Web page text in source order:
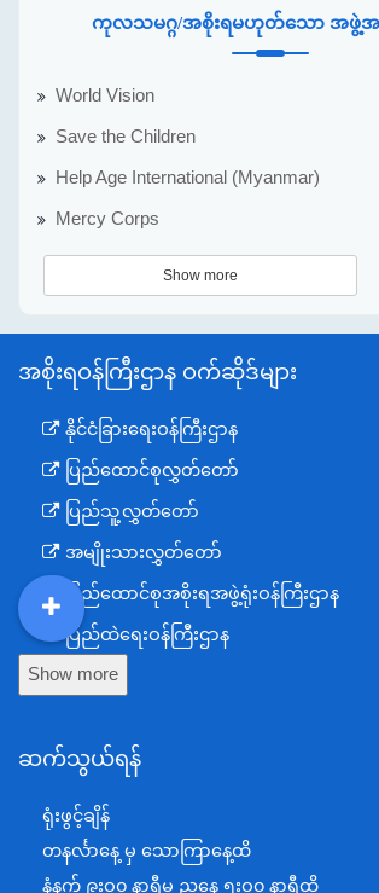
ကုလသမဂ္ဂ/အစိုးရမဟုတ်သော အဖွဲ့အစ
World Vision
Save the Children
Help Age International (Myanmar)
Mercy Corps
Show more
အစိုးရဝန်ကြီးဌာန ဝက်ဆိုဒ်များ
နိုင်ငံခြားရေးဝန်ကြီးဌာန
ပြည်ထောင်စုလွှတ်တော်
ပြည်သူ့လွှတ်တော်
အမျိုးသားလွှတ်တော်
ပြည်ထောင်စုအစိုးရအဖွဲ့ရုံးဝန်ကြီးဌာန
ပြည်ထဲရေးဝန်ကြီးဌာန
ကာကွယ်ရေးဝန်ကြီးဌာန
စီမံကိန်း၊ဘဏ္ဍာရေးနှင့်စက်မှုဝန်ကြီးဌာန
အပြည်ပြည်ဆိုင်ရာပူးပေါင်းဆောင်ရွက်ရေးဝ
ပြန်ကြားရေးဝန်ကြီးဌာန
Show more
ဆက်သွယ်ရန်
ရုံးဖွင့်ချိန်
တနင်္လာနေ့ မှ သောကြာနေ့ထိ
နံနက် ၉းဝ၀ နာရီမှ ညနေ ၅းဝ၀ နာရီထိ